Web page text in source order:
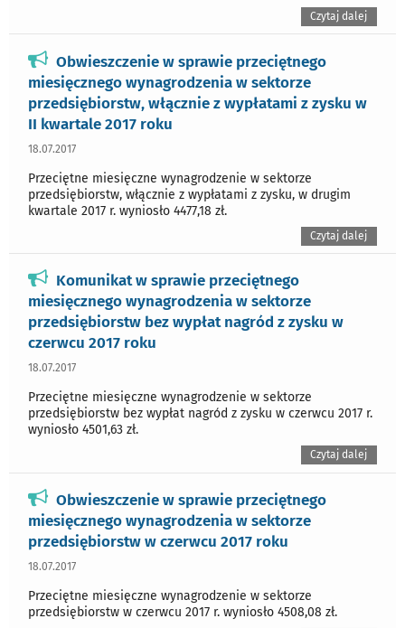
Czytaj dalej
Obwieszczenie w sprawie przeciętnego
miesięcznego wynagrodzenia w sektorze
przedsiębiorstw, włącznie z wypłatami z zysku w
II kwartale 2017 roku
18.07.2017
Przeciętne miesięczne wynagrodzenie w sektorze
przedsiębiorstw, włącznie z wypłatami z zysku, w drugim
kwartale 2017 r. wyniosło 4477,18 zł.
Czytaj dalej
Komunikat w sprawie przeciętnego
miesięcznego wynagrodzenia w sektorze
przedsiębiorstw bez wypłat nagród z zysku w
czerwcu 2017 roku
18.07.2017
Przeciętne miesięczne wynagrodzenie w sektorze
przedsiębiorstw bez wypłat nagród z zysku w czerwcu 2017 r.
wyniosło 4501,63 zł.
Czytaj dalej
Obwieszczenie w sprawie przeciętnego
miesięcznego wynagrodzenia w sektorze
przedsiębiorstw w czerwcu 2017 roku
18.07.2017
Przeciętne miesięczne wynagrodzenie w sektorze
przedsiębiorstw w czerwcu 2017 r. wyniosło 4508,08 zł.